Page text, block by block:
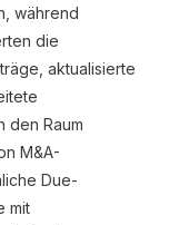
während
die
aktualisierte
den Raum
M&A-
Due-
mit